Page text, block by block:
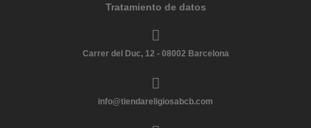
Tratamiento de datos
Carrer del Duc, 12 - 08002 Barcelona
info@tiendareligiosabcb.com